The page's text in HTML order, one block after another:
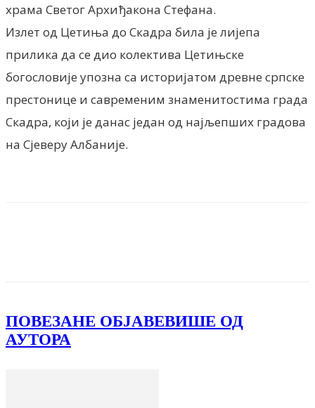
храма Светог Архиђакона Стефана.
Излет од Цетиња до Скадра била је лијепа
прилика да се дио колектива Цетињске
богословије упозна са историјатом древне српске
престонице и савременим знаменитостима града
Скадра, који је данас један од најљепших градова
на Сјеверу Албаније.
ПОВЕЗАНЕ ОБЈАВЕВИШЕ ОД
АУТОРА